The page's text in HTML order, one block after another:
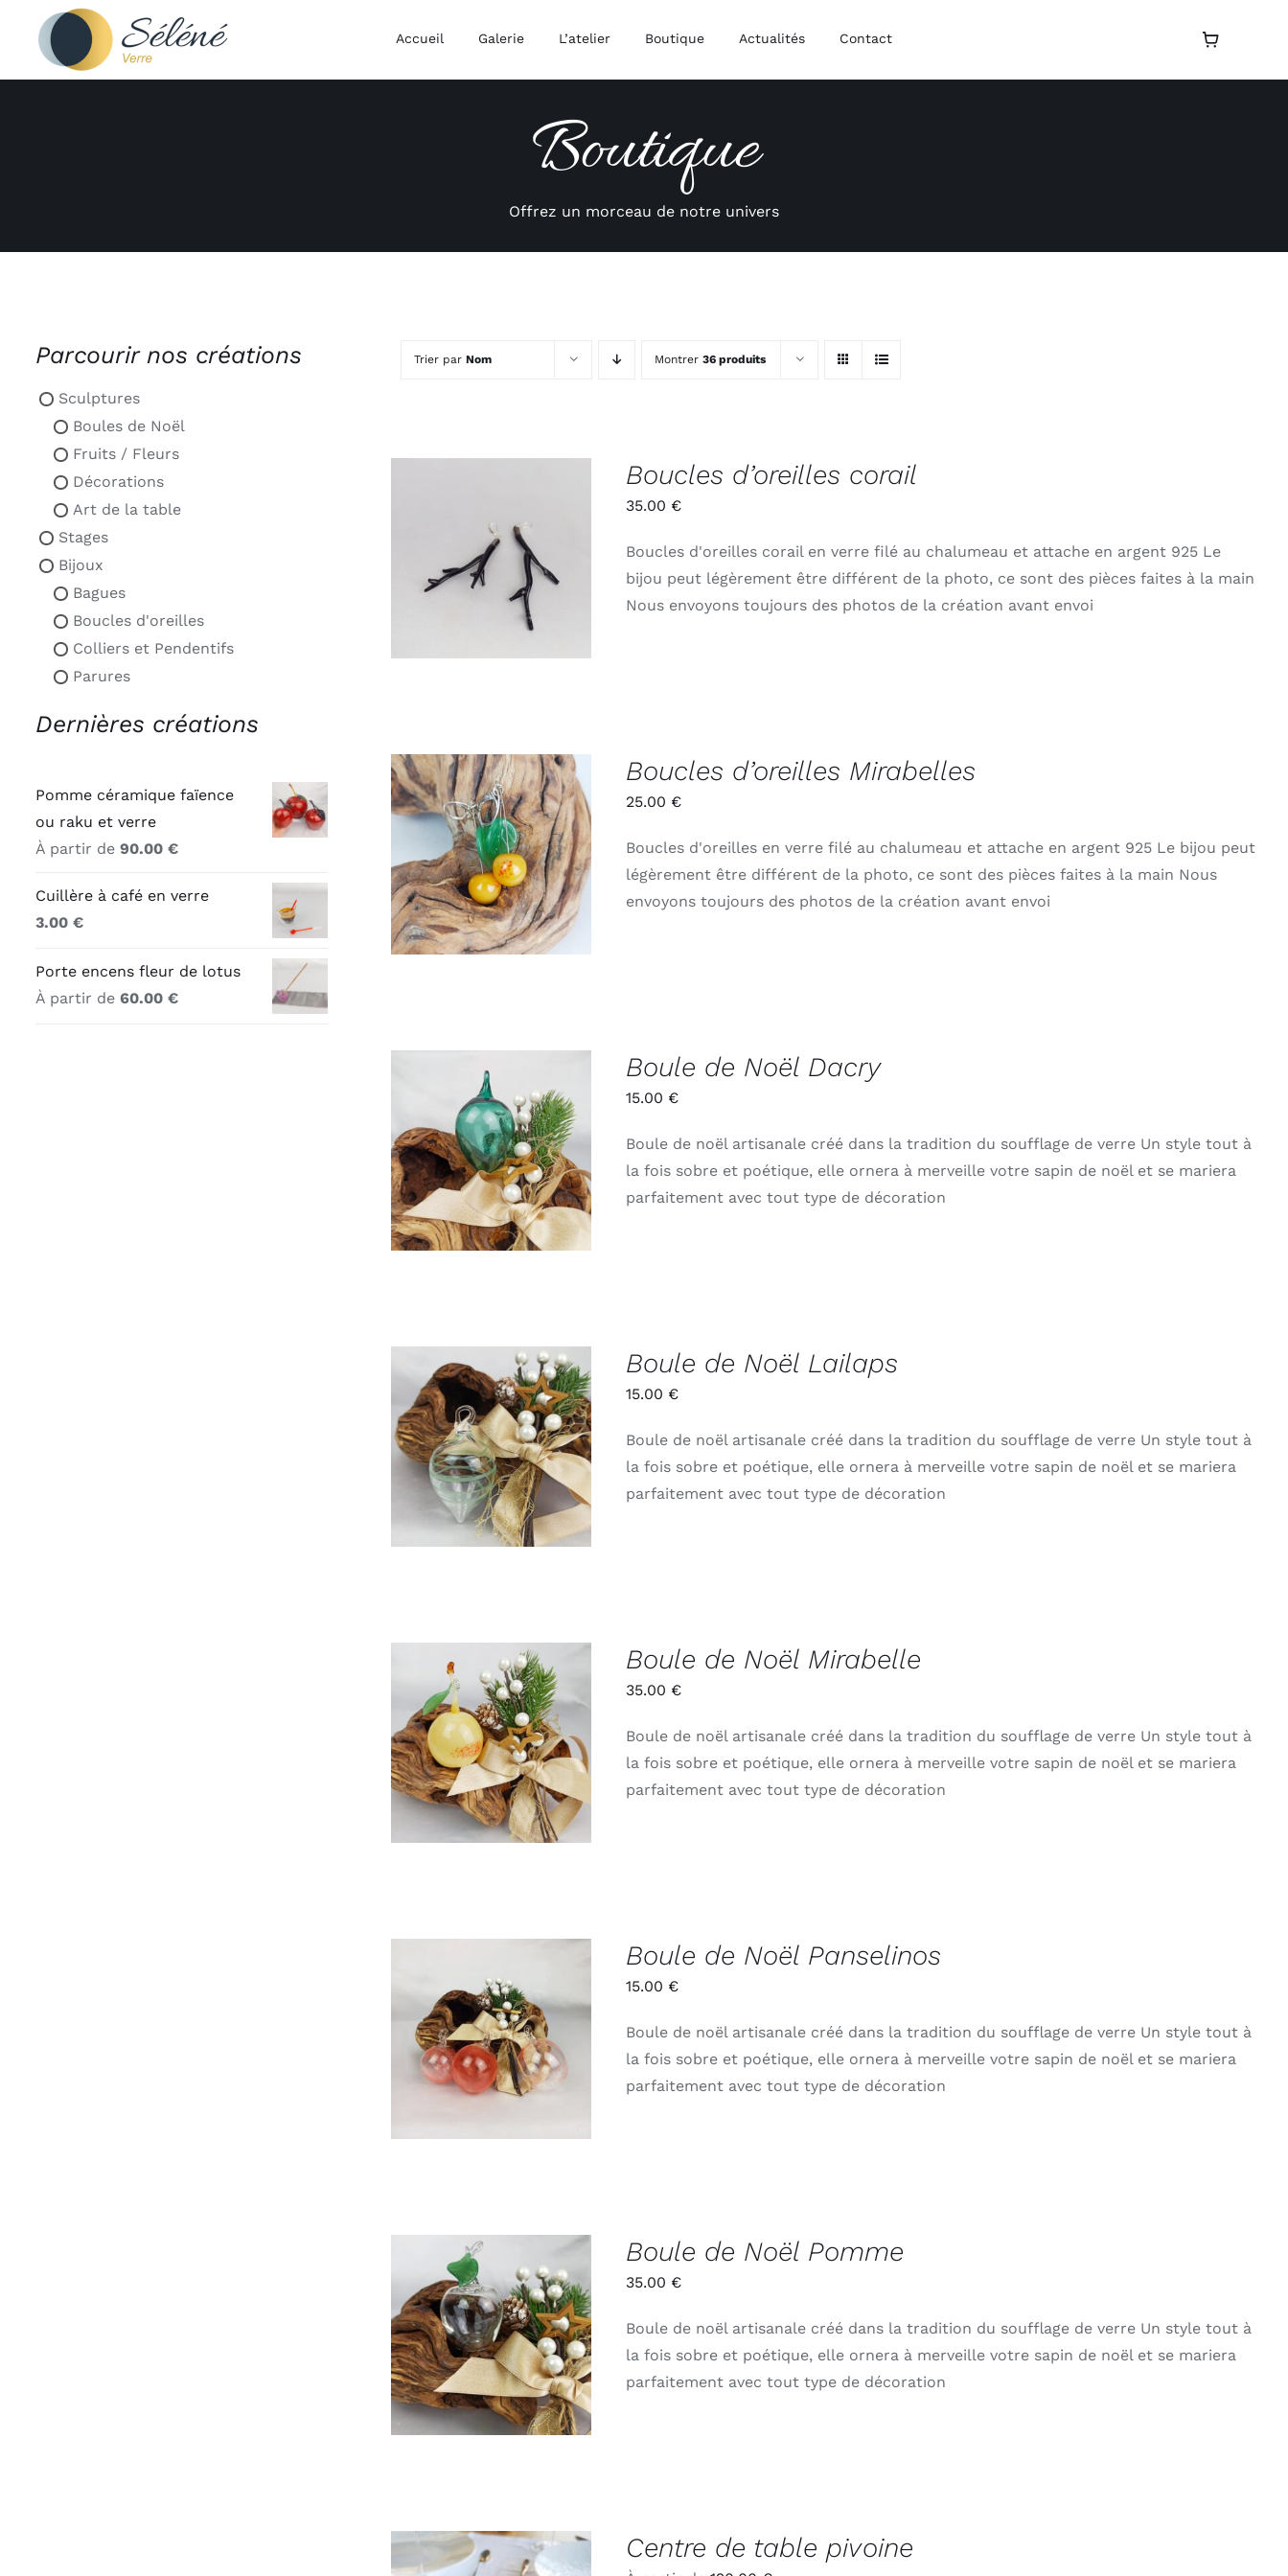
contenu
Accueil Galerie L’atelier Boutique Actualités Contact
Boutique
Offrez un morceau de notre univers
Trier par Nom Montrer 36 produits
ADD TO CART
/
APERÇU
Boucles d’oreilles corail
35.00 €
Boucles d'oreilles corail en verre filé au chalumeau et attache en argent 925 Le
bijou peut légèrement être différent de la photo, ce sont des pièces faites à la main
Nous envoyons toujours des photos de la création avant envoi
ADD TO CART
/
APERÇU
Boucles d’oreilles Mirabelles
25.00 €
Boucles d'oreilles en verre filé au chalumeau et attache en argent 925 Le bijou peut
légèrement être différent de la photo, ce sont des pièces faites à la main Nous
envoyons toujours des photos de la création avant envoi
ADD TO CART
/
APERÇU
Boule de Noël Dacry
15.00 €
Boule de noël artisanale créé dans la tradition du soufflage de verre Un style tout à
la fois sobre et poétique, elle ornera à merveille votre sapin de noël et se mariera
parfaitement avec tout type de décoration
ADD TO CART
/
APERÇU
Boule de Noël Lailaps
15.00 €
Boule de noël artisanale créé dans la tradition du soufflage de verre Un style tout à
la fois sobre et poétique, elle ornera à merveille votre sapin de noël et se mariera
parfaitement avec tout type de décoration
ADD TO CART
/
APERÇU
Boule de Noël Mirabelle
35.00 €
Boule de noël artisanale créé dans la tradition du soufflage de verre Un style tout à
la fois sobre et poétique, elle ornera à merveille votre sapin de noël et se mariera
parfaitement avec tout type de décoration
ADD TO CART
/
APERÇU
Boule de Noël Panselinos
15.00 €
Boule de noël artisanale créé dans la tradition du soufflage de verre Un style tout à
la fois sobre et poétique, elle ornera à merveille votre sapin de noël et se mariera
parfaitement avec tout type de décoration
ADD TO CART
/
APERÇU
Boule de Noël Pomme
35.00 €
Boule de noël artisanale créé dans la tradition du soufflage de verre Un style tout à
la fois sobre et poétique, elle ornera à merveille votre sapin de noël et se mariera
parfaitement avec tout type de décoration
Centre de table pivoine
Parcourir nos créations
Sculptures
Boules de Noël
Fruits / Fleurs
Décorations
Art de la table
Stages
Bijoux
Bagues
Boucles d'oreilles
Colliers et Pendentifs
Parures
Dernières créations
Pomme céramique faïence
ou raku et verre
À partir de 90.00 €
Cuillère à café en verre
3.00 €
Porte encens fleur de lotus
À partir de 60.00 €